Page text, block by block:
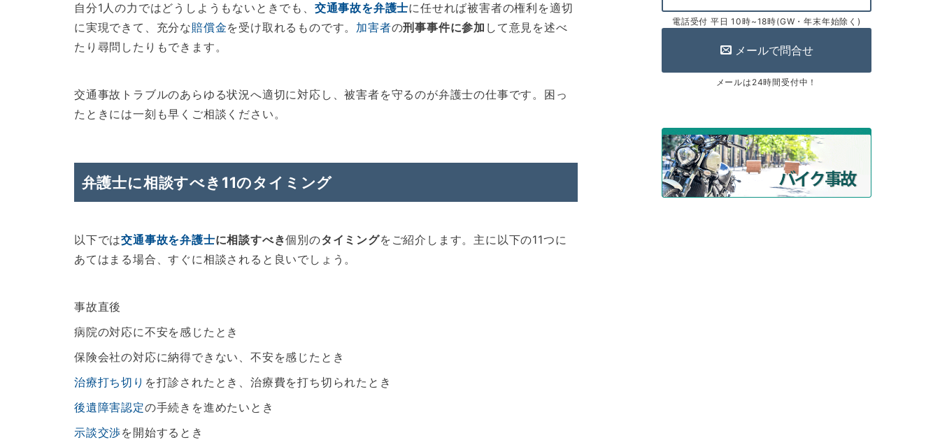
自分1人の力ではどうしようもないときでも、 交通事故を弁護士に任せれば被害者の権利を適切
に実現できて、充分な賠償金を受け取れるものです。 加害者の刑事事件に参加 して意見を述べ
たり尋問したりもできます。
交通事故トラブルのあらゆる状況へ適切に対応し、被害者を守るのが弁護士の仕事です。困っ
たときには一刻も早くご相談ください。
弁護士に相談すべき11のタイミング
以下では交通事故を弁護士に相談すべき個別のタイミングをご紹介します。主に以下の11つに
あてはまる場合、すぐに相談されると良いでしょう。
事故直後
病院の対応に不安を感じたとき
保険会社の対応に納得できない、不安を感じたとき
治療打ち切り を打診されたとき、治療費を打ち切られたとき
後遺障害認定の手続きを進めたいとき
示談交渉を開始するとき
電話受付 平日 10時~18時(GW・年末年始除く)
メールで問合せ
メールは24時間受付中！